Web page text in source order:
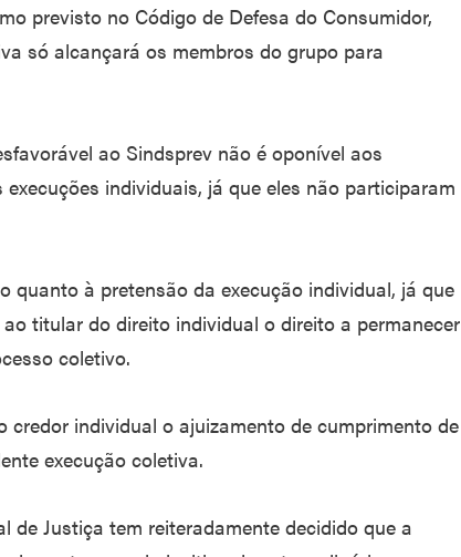
previsto no Código de Defesa do Consumidor,
só alcançará os membros do grupo para
ao Sindsprev não é oponível aos
individuais, já que eles não participaram
quanto à pretensão da execução individual, já que
titular do direito individual o direito a permanecer
coletivo.
credor individual o ajuizamento de cumprimento de
execução coletiva.
de Justiça tem reiteradamente decidido que a